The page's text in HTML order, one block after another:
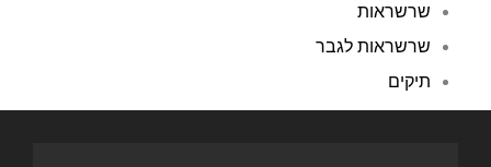
שרשראות
שרשראות לגבר
תיקים